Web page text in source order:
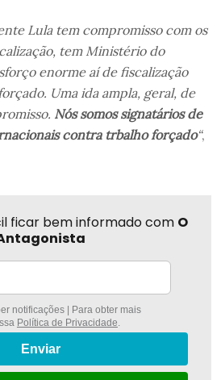
Lula tem compromisso com os
tem Ministério do
enorme aí de fiscalização
Uma ida ampla, geral, de
Nós somos signatários de
contra trbalho forçado“,
ficar bem informado com O
notificações | Para obter mais
Política de Privacidade.
Enviar